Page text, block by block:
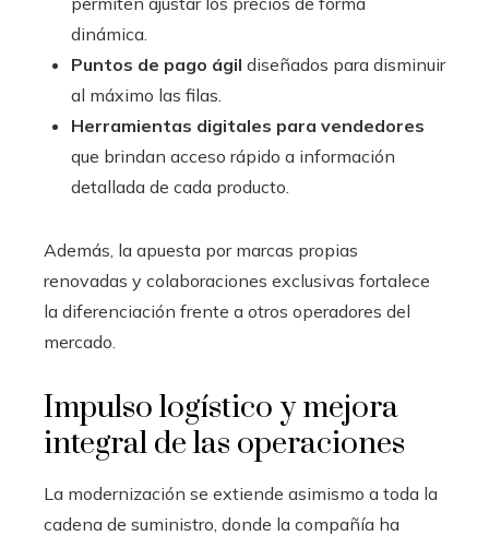
dinámica.
Puntos de pago ágil diseñados para disminuir
al máximo las filas.
Herramientas digitales para vendedores
que brindan acceso rápido a información
detallada de cada producto.
Además, la apuesta por marcas propias
renovadas y colaboraciones exclusivas fortalece
la diferenciación frente a otros operadores del
mercado.
Impulso logístico y mejora
integral de las operaciones
La modernización se extiende asimismo a toda la
cadena de suministro, donde la compañía ha